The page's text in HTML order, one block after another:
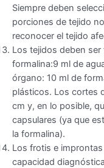
Siempre deben
porciones de tejido
reconocer el tejido
Los tejidos deben ser
formalina:9 ml de
órgano: 10 ml de
plásticos. Los cortes
cm y, en lo posible,
capsulares (ya que
la formalina).
Los frotis e
capacidad